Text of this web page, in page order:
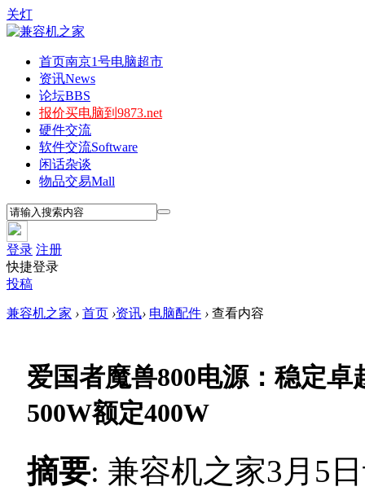
关灯
首页南京1号电脑超市
资讯News
论坛BBS
报价买电脑到9873.net
硬件交流
软件交流Software
闲话杂谈
物品交易Mall
登录 注册
快捷登录
投稿
兼容机之家 › 首页 ›资讯› 电脑配件 › 查看内容
爱国者魔兽800电源：稳定卓
500W额定400W
摘要: 兼容机之家3月5